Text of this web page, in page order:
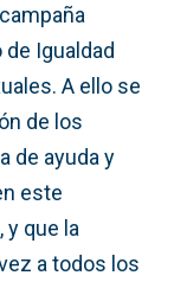
Igualdad
A ello se
de los
de ayuda y
este
que la
a todos los